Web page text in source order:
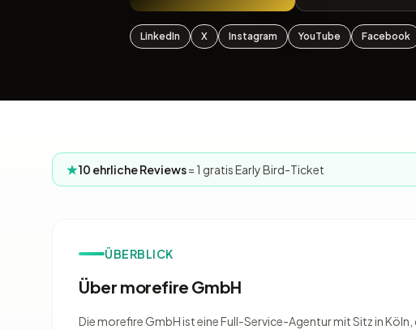
LinkedIn X Instagram YouTube Facebook
10 ehrliche Reviews= 1 gratis Early Bird-Ticket
ÜBERBLICK
Über morefire GmbH
Die morefire GmbH ist eine Full-Service-Agentur mit Sitz in